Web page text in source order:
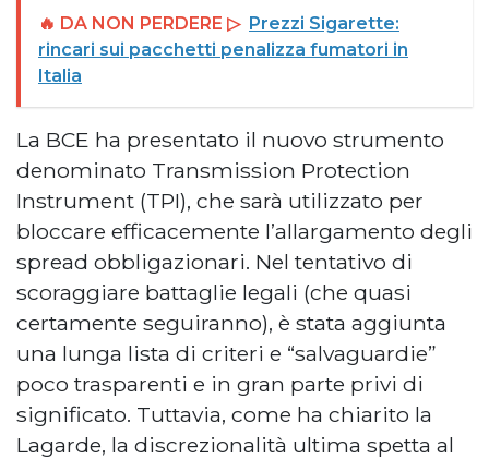
🔥 DA NON PERDERE ▷ Prezzi Sigarette:
rincari sui pacchetti penalizza fumatori in
Italia
La BCE ha presentato il nuovo strumento
denominato Transmission Protection
Instrument (TPI), che sarà utilizzato per
bloccare efficacemente l’allargamento degli
spread obbligazionari. Nel tentativo di
scoraggiare battaglie legali (che quasi
certamente seguiranno), è stata aggiunta
una lunga lista di criteri e “salvaguardie”
poco trasparenti e in gran parte privi di
significato. Tuttavia, come ha chiarito la
Lagarde, la discrezionalità ultima spetta al